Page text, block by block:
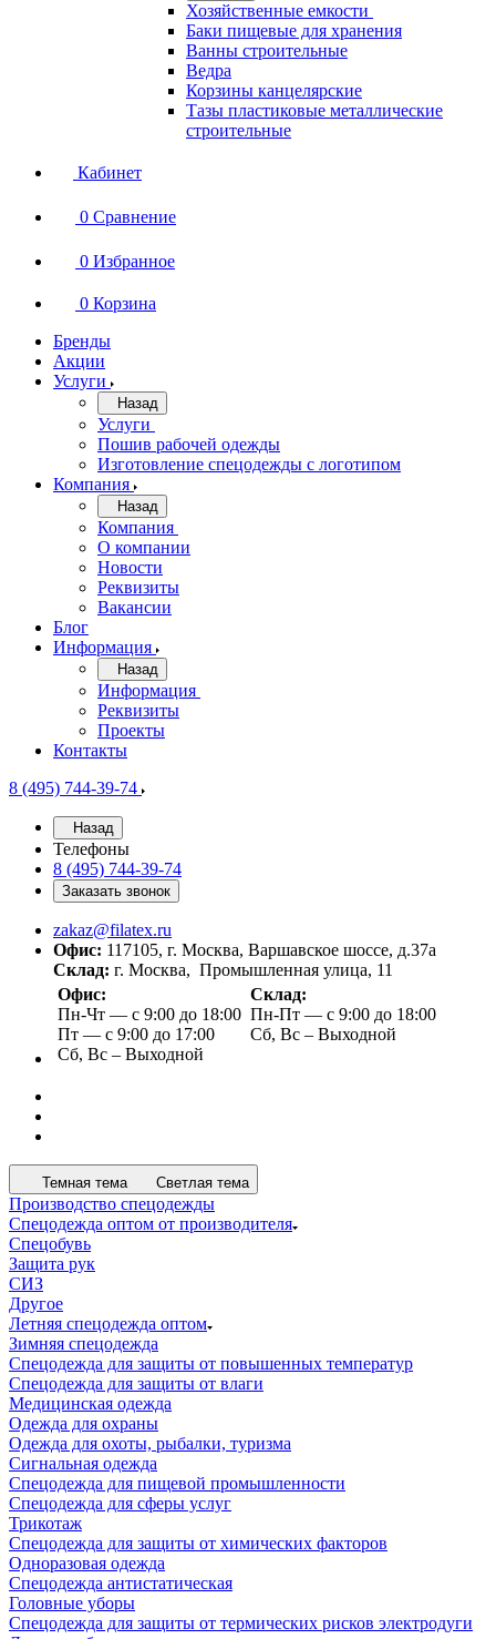
Хозяйственные емкости
Баки пищевые для хранения
Ванны строительные
Ведра
Корзины канцелярские
Тазы пластиковые металлические
строительные
Кабинет
0 Сравнение
0 Избранное
0 Корзина
Бренды
Акции
Услуги
Назад
Услуги
Пошив рабочей одежды
Изготовление спецодежды с логотипом
Компания
Назад
Компания
О компании
Новости
Реквизиты
Вакансии
Блог
Информация
Назад
Информация
Реквизиты
Проекты
Контакты
8 (495) 744-39-74
Назад
Телефоны
8 (495) 744-39-74
Заказать звонок
zakaz@filatex.ru
Офис: 117105, г. Москва, Варшавское шоссе, д.37а
Склад: г. Москва, Промышленная улица, 11
Офис:
Пн-Чт — с 9:00 до 18:00
Пт — с 9:00 до 17:00
Сб, Вс – Выходной
Склад:
Пн-Пт — с 9:00 до 18:00
Сб, Вс – Выходной
Темная тема Светлая тема
Производство спецодежды
Спецодежда оптом от производителя
Спецобувь
Защита рук
СИЗ
Другое
Летняя спецодежда оптом
Зимняя спецодежда
Спецодежда для защиты от повышенных температур
Спецодежда для защиты от влаги
Медицинская одежда
Одежда для охраны
Одежда для охоты, рыбалки, туризма
Сигнальная одежда
Спецодежда для пищевой промышленности
Спецодежда для сферы услуг
Трикотаж
Спецодежда для защиты от химических факторов
Одноразовая одежда
Спецодежда антистатическая
Головные уборы
Спецодежда для защиты от термических рисков электродуги